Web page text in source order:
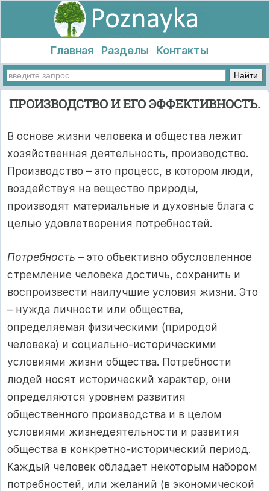
Главная Разделы Контакты
ПРОИЗВОДСТВО И ЕГО ЭФФЕКТИВНОСТЬ.
В основе жизни человека и общества лежит
хозяйственная деятельность, производство.
Производство – это процесс, в котором люди,
воздействуя на вещество природы,
производят материальные и духовные блага с
целью удовлетворения потребностей.
Потребность – это объективно обусловленное
стремление человека достичь, сохранить и
воспроизвести наилучшие условия жизни. Это
– нужда личности или общества,
определяемая физическими (природой
человека) и социально-историческими
условиями жизни общества. Потребности
людей носят исторический характер, они
определяются уровнем развития
общественного производства и в целом
условиями жизнедеятельности и развития
общества в конкретно-исторический период.
Каждый человек обладает некоторым набором
потребностей, или желаний (в экономической